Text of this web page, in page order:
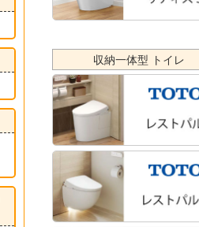
収納一体型 トイレ